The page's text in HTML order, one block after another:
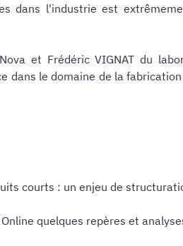
dans l'industrie est
et Frédéric VIGNAT du
dans le domaine de la
courts : un enjeu de
quelques repères et